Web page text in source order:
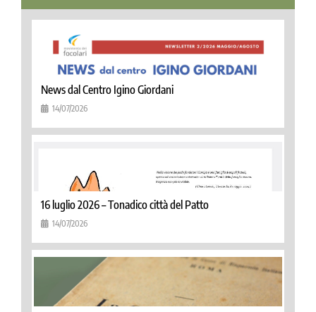
News dal Centro Igino Giordani
14/07/2026
16 luglio 2026 – Tonadico città del Patto
14/07/2026